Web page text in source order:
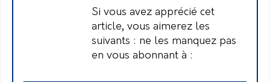
Si vous avez apprécié cet
article, vous aimerez les
suivants : ne les manquez pas
en vous abonnant à :